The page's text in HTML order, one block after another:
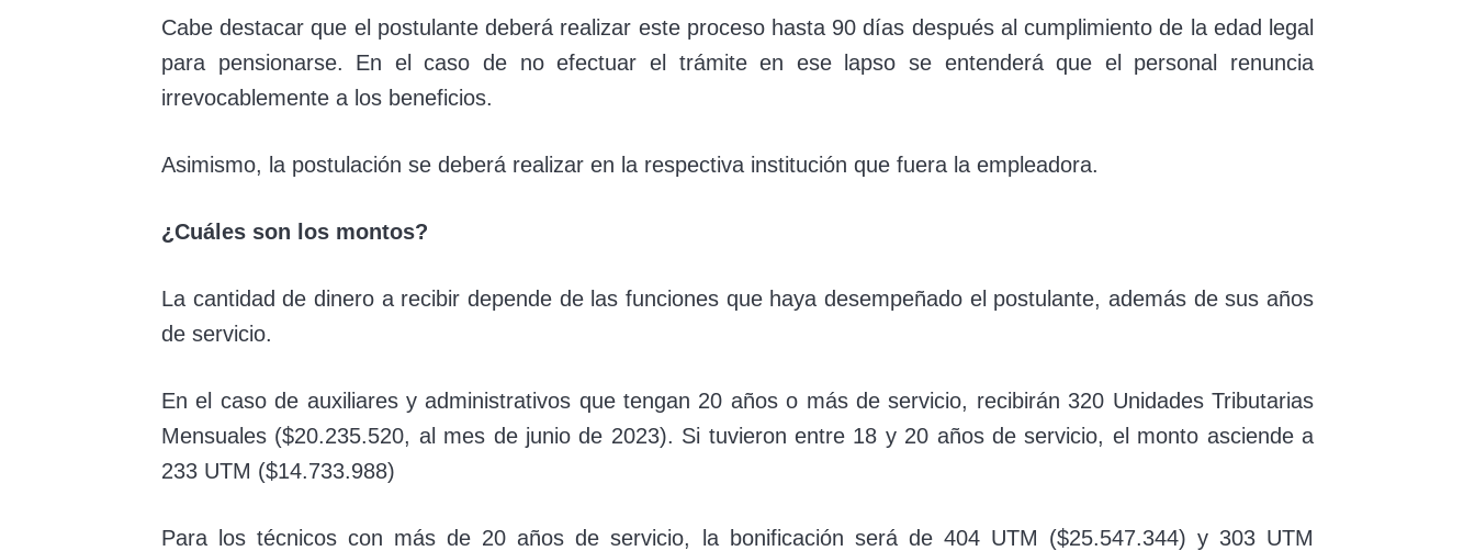
Cabe destacar que el postulante deberá realizar este proceso hasta 90 días después al cumplimiento de la edad legal
para pensionarse. En el caso de no efectuar el trámite en ese lapso se entenderá que el personal renuncia
irrevocablemente a los beneficios.
Asimismo, la postulación se deberá realizar en la respectiva institución que fuera la empleadora.
¿Cuáles son los montos?
La cantidad de dinero a recibir depende de las funciones que haya desempeñado el postulante, además de sus años
de servicio.
En el caso de auxiliares y administrativos que tengan 20 años o más de servicio, recibirán 320 Unidades Tributarias
Mensuales ($20.235.520, al mes de junio de 2023). Si tuvieron entre 18 y 20 años de servicio, el monto asciende a
233 UTM ($14.733.988)
Para los técnicos con más de 20 años de servicio, la bonificación será de 404 UTM ($25.547.344) y 303 UTM